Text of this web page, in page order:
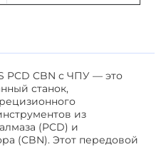
PCD CBN с ЧПУ — это
станок,
из
(PCD) и
(CBN). Этот передовой